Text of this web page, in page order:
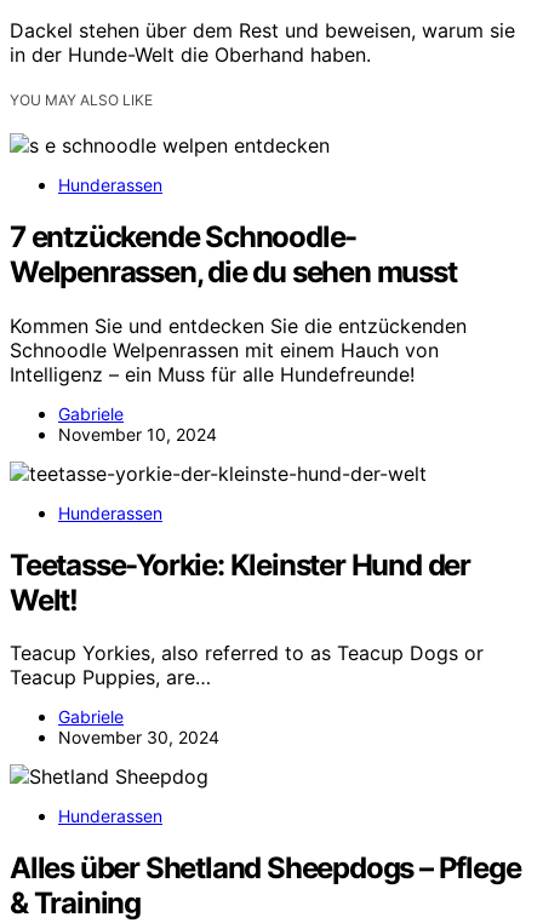
Dackel stehen über dem Rest und beweisen, warum sie
in der Hunde-Welt die Oberhand haben.
YOU MAY ALSO LIKE
Hunderassen
7 entzückende Schnoodle-
Welpenrassen, die du sehen musst
Kommen Sie und entdecken Sie die entzückenden
Schnoodle Welpenrassen mit einem Hauch von
Intelligenz – ein Muss für alle Hundefreunde!
Gabriele
November 10, 2024
Hunderassen
Teetasse-Yorkie: Kleinster Hund der
Welt!
Teacup Yorkies, also referred to as Teacup Dogs or
Teacup Puppies, are…
Gabriele
November 30, 2024
Hunderassen
Alles über Shetland Sheepdogs – Pflege
& Training